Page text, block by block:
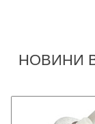
НОВИНИ